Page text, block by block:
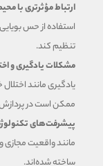
ارتباط مؤثرتری با
استفاده از حس
تنظیم کند.
مشکلات یادگیری و
یادگیری مانند اختلال
ممکن است در
پیشرفت‌های
مانند واقعیت مجازی
ساخته شده‌اند.